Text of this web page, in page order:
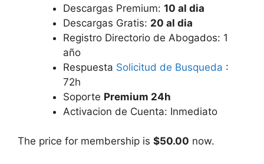
Descargas Premium: 10 al dia
Descargas Gratis: 20 al dia
Registro Directorio de Abogados: 1
año
Respuesta Solicitud de Busqueda :
72h
Soporte Premium 24h
Activacion de Cuenta: Inmediato
The price for membership is $50.00 now.